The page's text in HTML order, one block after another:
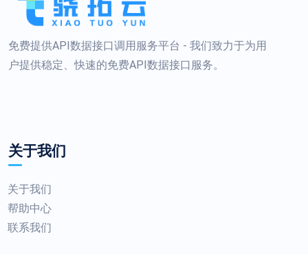
免费提供API数据接口调用服务平台 - 我们致力于为用
户提供稳定、快速的免费API数据接口服务。
关于我们
关于我们
帮助中心
联系我们